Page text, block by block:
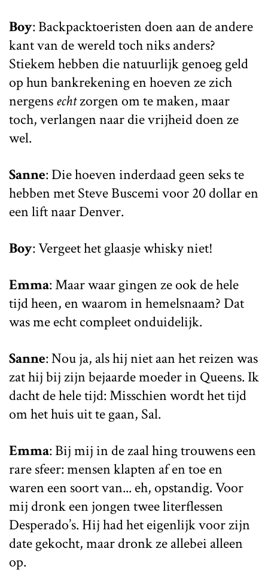
Boy: Backpacktoeristen doen aan de andere
kant van de wereld toch niks anders?
Stiekem hebben die natuurlijk genoeg geld
op hun bankrekening en hoeven ze zich
nergensechtzorgen om te maken, maar
toch, verlangen naar die vrijheid doen ze
wel.
Sanne: Die hoeven inderdaad geen seks te
hebben met Steve Buscemi voor 20 dollar en
een lift naar Denver.
Boy: Vergeet het glaasje whisky niet!
Emma: Maar waar gingen ze ook de hele
tijd heen, en waarom in hemelsnaam? Dat
was me echt compleet onduidelijk.
Sanne: Nou ja, als hij niet aan het reizen was
zat hij bij zijn bejaarde moeder in Queens. Ik
dacht de hele tijd: Misschien wordt het tijd
om het huis uit te gaan, Sal.
Emma: Bij mij in de zaal hing trouwens een
rare sfeer: mensen klapten af en toe en
waren een soort van... eh, opstandig. Voor
mij dronk een jongen twee literflessen
Desperado’s. Hij had het eigenlijk voor zijn
date gekocht, maar dronk ze allebei alleen
op.